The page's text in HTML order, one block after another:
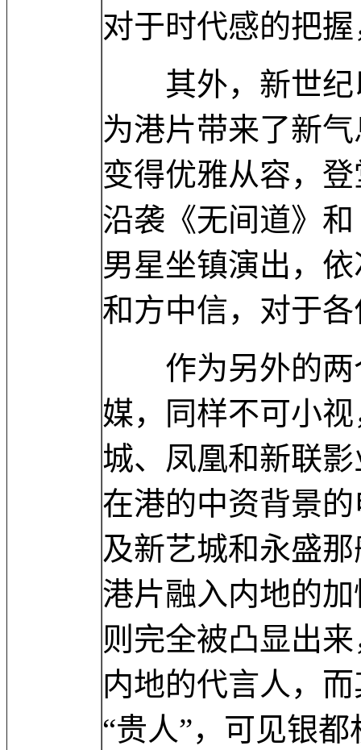
对于时代感的把
其外，新世纪
为港片带来了新
变得优雅从容，
沿袭《无间道》
男星坐镇演出，
和方中信，对于
作为另外的两
媒，同样不可小
城、凤凰和新联
在港的中资背景
及新艺城和永盛
港片融入内地的
则完全被凸显出
内地的代言人，
“贵人”，可见银